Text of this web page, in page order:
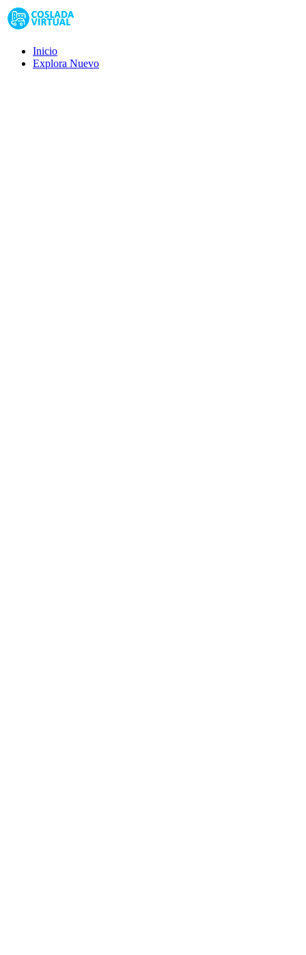
Inicio
Explora Nuevo